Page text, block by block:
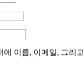
이름, 이메일, 그리